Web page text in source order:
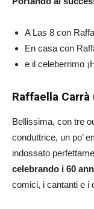
A Las 8 con
En casa con
e il celeberrimo
Raffaella
Bellissima, con tre
conduttrice, un po’
indossato
celebrando i 60
comici, i cantanti e i